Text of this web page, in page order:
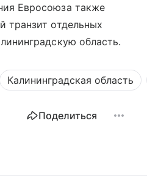
Евросоюза также
транзит отдельных
область.
Калининградская область
Поделиться